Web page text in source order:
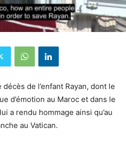
de l’enfant Rayan, dont le
d’émotion au Maroc et dans le
a rendu hommage ainsi qu’au
au Vatican.